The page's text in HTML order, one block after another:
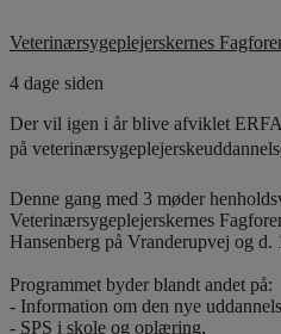
Veterinærsygeplejerskernes
4 dage siden
Der vil igen i år blive afviklet
på
Denne gang med 3 møder
Veterinærsygeplejerskernes
Hansenberg på Vranderupvej og d.
Programmet byder blandt andet på:
- Information om den nye
- SPS i skole og oplæring,